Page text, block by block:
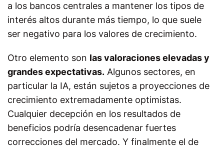
a los bancos centrales a mantener los tipos de
interés altos durante más tiempo, lo que suele
ser negativo para los valores de crecimiento.
Otro elemento son las valoraciones elevadas y
grandes expectativas. Algunos sectores, en
particular la IA, están sujetos a proyecciones de
crecimiento extremadamente optimistas.
Cualquier decepción en los resultados de
beneficios podría desencadenar fuertes
correcciones del mercado. Y finalmente el de